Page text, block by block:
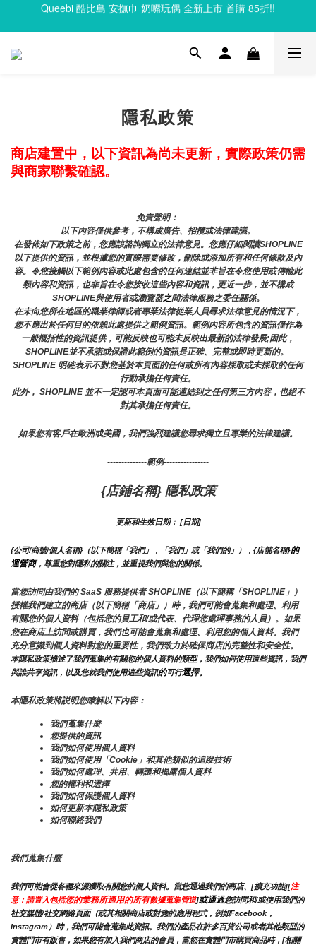
Clixo 磁力片83折起，滿額再贈禮
Clixo 磁力片83折起，滿額再贈禮
Queebi 酷比島 安撫巾 奶嘴玩偶 全新上市 首購 85折!!
隱私政策
商店建置中，以下資訊為尚未更新，實際政策仍需
與商家聯繫確認。
免責聲明：
以下內容僅供參考，不構成廣告、招攬或法律建議。
在發佈如下政策之前，您應該諮詢獨立的法律意見。您應仔細閱讀SHOPLINE
以下提供的資訊，並根據您的實際需要修改，刪除或添加所有和任何條款及內
容。令您接觸以下範例內容或此處包含的任何連結並非旨在令您使用或傳輸此
類內容和資訊，也非旨在令您接收這些內容和資訊，更近一步，並不構成
SHOPLINE與使用者或瀏覽器之間法律服務之委任關係。
在未向您所在地區的職業律師或者專業法律從業人員尋求法律意見的情況下，
您不應出於任何目的依賴此處提供之範例資訊。範例內容所包含的資訊僅作為
一般概括性的資訊提供，可能反映也可能未反映出最新的法律發展;因此，
SHOPLINE並不承諾或保證此範例的資訊是正確、完整或即時更新的。
SHOPLINE 明確表示不對您基於本頁面的任何或所有內容採取或未採取的任何
行動承擔任何責任。
此外， SHOPLINE 並不一定認可本頁面可能連結到之任何第三方內容，也絕不
對其承擔任何責任。
如果您有客戶在歐洲或美國，我們強烈建議您尋求獨立且專業的法律建議。
--------------範例----------------
{店鋪名稱} 隱私政策
更新和生效日期： [日期]
{公司/商號/個人名稱}（以下簡稱「我們」，「我們」或「我們的」），{店舖名稱}的
運營商，尊重您對隱私的關注，並重視我們與您的關係。
當您訪問由我們的 SaaS 服務提供者 SHOPLINE（以下簡稱「SHOPLINE」）
授權我們建立的商店（以下簡稱「商店」）時，我們可能會蒐集和處理、利用
有關您的個人資料（包括您的員工和/或代表、代理您處理事務的人員）。如果
您在商店上訪問或購買，我們也可能會蒐集和處理、利用您的個人資料。我們
充分意識到個人資料對您的重要性，我們致力於確保商店的完整性和安全性。
本隱私政策描述了我們蒐集的有關您的個人資料的類型，我們如何使用這些資訊，我們
與誰共享資訊，以及您就我們使用這些資訊的可行選擇。
本隱私政策將説明您瞭解以下內容：
我們蒐集什麼
您提供的資訊
我們如何使用個人資料
我們如何使用「Cookie」和其他類似的追蹤技術
我們如何處理、共用、轉讓和揭露個人資料
您的權利和選擇
我們如何保護個人資料
如何更新本隱私政策
如何聯絡我們
我們蒐集什麼
我們可能會從各種來源獲取有關您的個人資料。當您通過我們的商店、[擴充功能][注
意：請置入包括您的業務所適用的所有數據蒐集管道]或通過您訪問和/或使用我們的
社交媒體/社交網路頁面（或其相關商店或對應的應用程式，例如Facebook，
Instagram）時，我們可能會蒐集此資訊。我們的產品在許多百貨公司或者其他類型的
實體門市有販售，如果您有加入我們商店的會員，當您在實體門市購買商品時，[相關